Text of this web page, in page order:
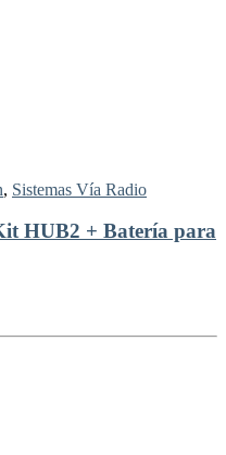
, Sistemas Vía Radio
HUB2 + Batería para